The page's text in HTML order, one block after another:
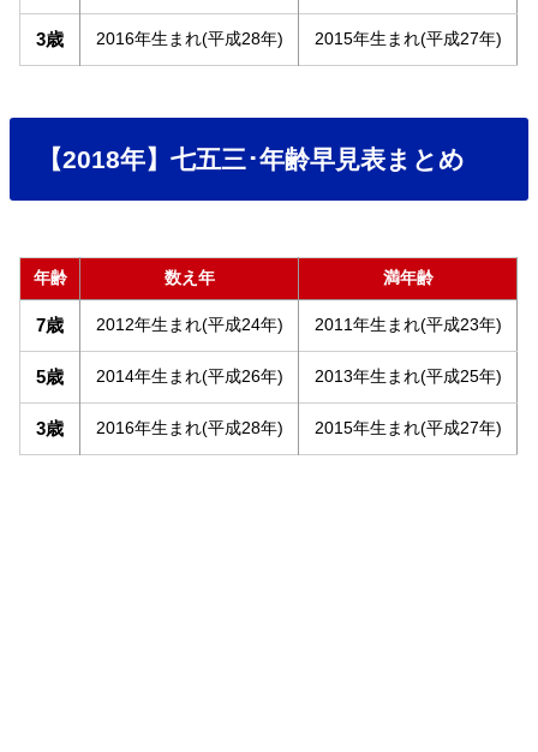
3歳 2016年生まれ(平成28年) 2015年生まれ(平成27年)
【2018年】七五三･年齢早見表まとめ
年齢 数え年 満年齢
7歳 2012年生まれ(平成24年) 2011年生まれ(平成23年)
5歳 2014年生まれ(平成26年) 2013年生まれ(平成25年)
3歳 2016年生まれ(平成28年) 2015年生まれ(平成27年)